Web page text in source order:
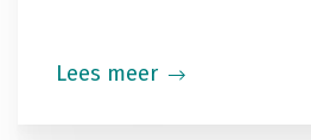
Lees meer